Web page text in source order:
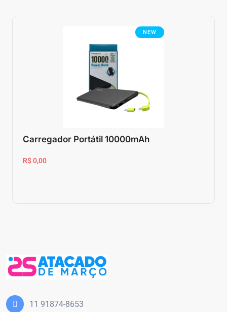
NEW
Carregador Portátil 10000mAh
R$ 0,00
11 91874-8653